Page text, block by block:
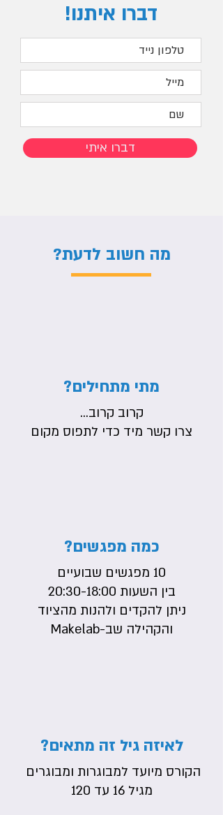
דברו איתנו!
דברו איתי
מה חשוב לדעת?
מתי מתחילים?
קרוב קרוב...
צרו קשר מיד כדי לתפוס מקום
כמה מפגשים?
10 מפגשים שבועיים
בין השעות 20:30-18:00
ניתן להקדים ולהנות מהציוד
והקהילה שב-Makelab
לאיזה גיל זה מתאים?
הקורס מיועד למבוגרות ומבוגרים
מגיל 16 עד 120